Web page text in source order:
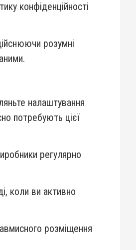
конфіденційності
розумні
налаштування
потребують цієї
регулярно
коли ви активно
розміщення